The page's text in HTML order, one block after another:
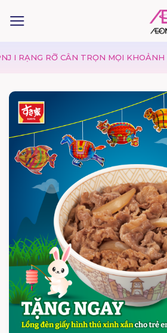
RỠ CÂN TRỌN MỌI KHOẢNH KHẮC